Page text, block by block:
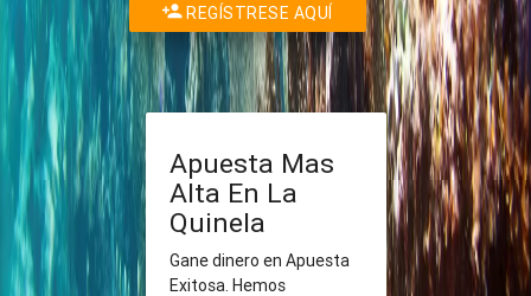
REGÍSTRESE AQUÍ
Apuesta Mas
Alta En La
Quinela
Gane dinero en Apuesta
Exitosa. Hemos